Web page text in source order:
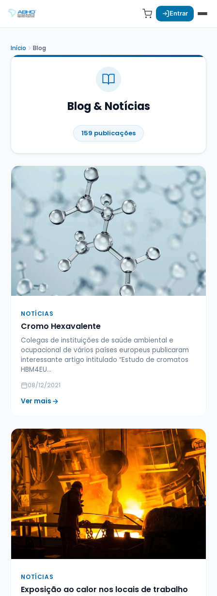
Entrar
Início Blog
Blog & Notícias
159 publicações
NOTÍCIAS
Cromo Hexavalente
Colegas de instituições de saúde ambiental e
ocupacional de vários países europeus publicaram
interessante artigo intitulado “Estudo de cromatos
HBM4EU…
08/12/2021
Ver mais
NOTÍCIAS
Exposição ao calor nos locais de trabalho